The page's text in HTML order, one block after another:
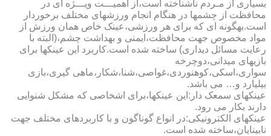
بسیاری از مـردم ناشناخته است،از اهمیـــت ویـــژه ای در
محافظت از چشمها در هنگام انجام ورزشهای مختلف برخوردار
است.به­گونه ای که برای هر ورزشی،عینک خاص همان ورزش از
مواد مخصوص جهت محافظت،ایمنی و بهداشت چشم،(البته با
رعایت مسائل دیداری) ساخته شده است.کاربرد این عینکها برای
بازیهای میدانی،دوچرخه
سواری،اسکی،کوهنوردی،غواصی،شنا،شکار،ماهی گیری،بازی
بیلیارد و… می باشد.
عینکهای سمعک دار:این عینکها،برای اشخاصی که مشکل شنوایی
دارند بکار می رود.
عینکهای الکترونیکی:در انواع گوناگون و با کاربردهای مختلف جهت
نابینایان،ساخته شده است.